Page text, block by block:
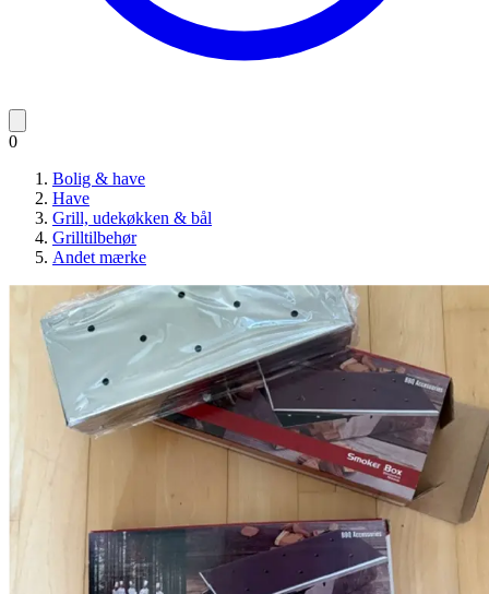
0
Bolig & have
Have
Grill, udekøkken & bål
Grilltilbehør
Andet mærke